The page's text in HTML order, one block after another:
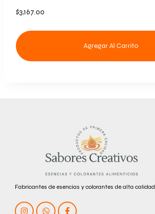
$3,167.00
Agregar Al Carrito
Fabricantes de esencias y colorantes de alta calidad